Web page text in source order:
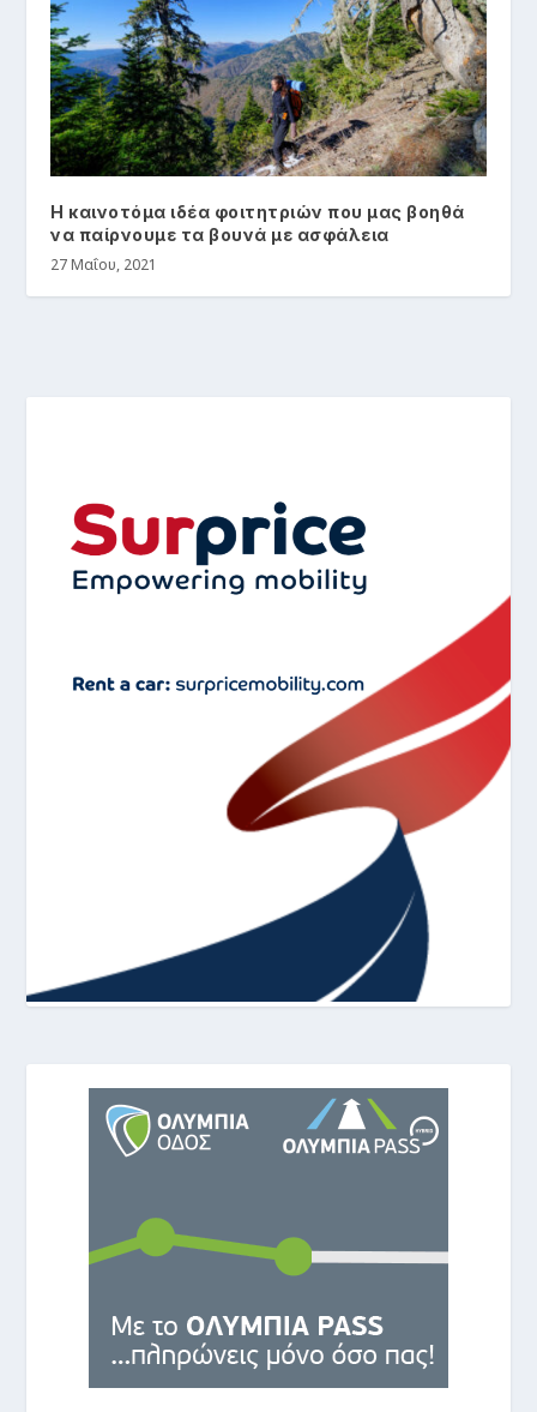
Η καινοτόμα ιδέα φοιτητριών που μας βοηθά
να παίρνουμε τα βουνά με ασφάλεια
27 Μαΐου, 2021